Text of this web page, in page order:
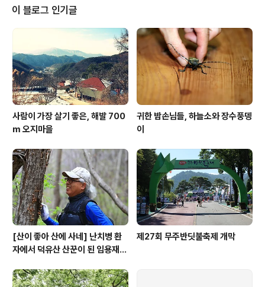
같습니다. 장화 신고 다닐 정도니까요. 올 겨울들어 무주에
가장 많은 눈이 내렸습니다. 눈 치울 엄두도 못내고 있습니
다. 습설이 얼마나 무거운지는 눈을 치워보면 압니다. 눈가
래가 밀리지 않을 정도니까요. 겨우 걸어 다닐 길만 치우고
녹기만을 기다려야지요...
이 블로그 인기글
사람이 가장 살기 좋은, 해발 700
m 오지마을
귀한 밤손님들, 하늘소와 장수풍뎅
이
[산이 좋아 산에 사네] 난치병 환
자에서 덕유산 산꾼이 된 임용재
제27회 무주반딧불축제 개막